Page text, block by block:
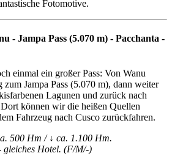
Fotomotive.
- Jampa Pass (5.070 m) - Pacchanta -
einmal ein großer Pass: Von Wanu
Jampa Pass (5.070 m), dann weiter
Lagunen und zurück nach
können wir die heißen Quellen
Fahrzeug nach Cusco zurückfahren.
500 Hm / ↓ ca. 1.100 Hm.
gleiches Hotel. (F/M/-)